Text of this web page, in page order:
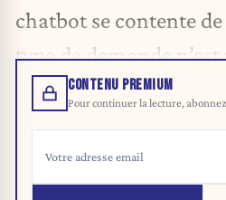
chatbot se contente
type de demande
CONTENU PREMIUM
Pour continuer la lecture,